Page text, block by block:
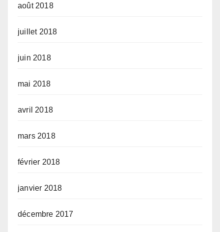
août 2018
juillet 2018
juin 2018
mai 2018
avril 2018
mars 2018
février 2018
janvier 2018
décembre 2017